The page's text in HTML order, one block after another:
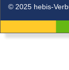
© 2025 hebis-